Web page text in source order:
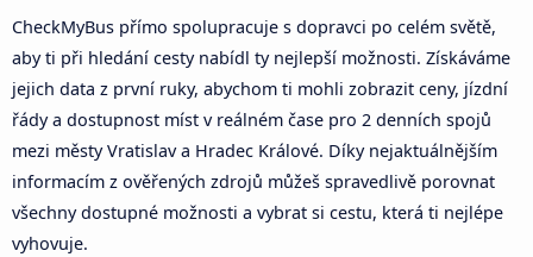
CheckMyBus přímo spolupracuje s dopravci po celém světě,
aby ti při hledání cesty nabídl ty nejlepší možnosti. Získáváme
jejich data z první ruky, abychom ti mohli zobrazit ceny, jízdní
řády a dostupnost míst v reálném čase pro 2 denních spojů
mezi městy Vratislav a Hradec Králové. Díky nejaktuálnějším
informacím z ověřených zdrojů můžeš spravedlivě porovnat
všechny dostupné možnosti a vybrat si cestu, která ti nejlépe
vyhovuje.